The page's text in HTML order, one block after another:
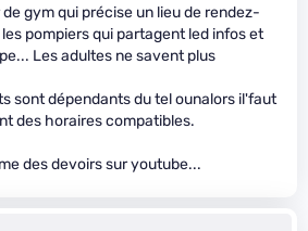
gym qui précise un lieu de rendez-
pompiers qui partagent led infos et
Les adultes ne savent plus
sont dépendants du tel ounalors il'faut
des horaires compatibles.
des devoirs sur youtube...